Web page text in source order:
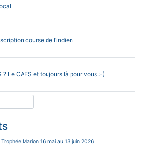
course de l’indien
? Le CAES et toujours là pour vous :-)
Marion 16 mai au 13 juin 2026